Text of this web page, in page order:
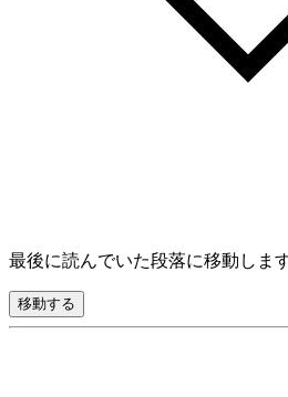
最後に読んでいた段落に移動しま
移動する